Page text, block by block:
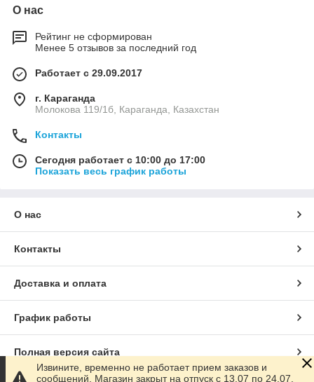
О нас
Рейтинг не сформирован
Менее 5 отзывов за последний год
Работает с 29.09.2017
г. Караганда
Молокова 119/1б, Караганда, Казахстан
Контакты
Сегодня работает с 10:00 до 17:00
Показать весь график работы
О нас
Контакты
Доставка и оплата
График работы
Полная версия сайта
Извините, временно не работает прием заказов и
сообщений. Магазин закрыт на отпуск с 13.07 по 24.07.